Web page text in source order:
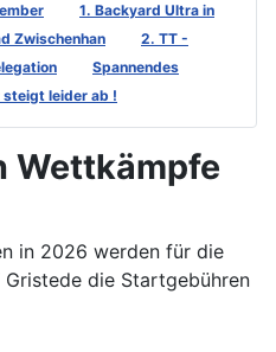
1. Backyard Ultra in
Zwischenhan
2. TT -
Spannendes
steigt leider ab !
Wettkämpfe
in 2026 werden für die
die Startgebühren